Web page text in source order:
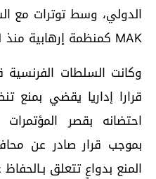
الدولي، وسط توترات مع
MAK كمنظمة إرهابية منذ 2021.
وكانت السلطات
قرارا إداريا يقضي بمنع
احتضانه بقصر
بموجب قرار صادر عن
المنع بدواعٍ تتعلق